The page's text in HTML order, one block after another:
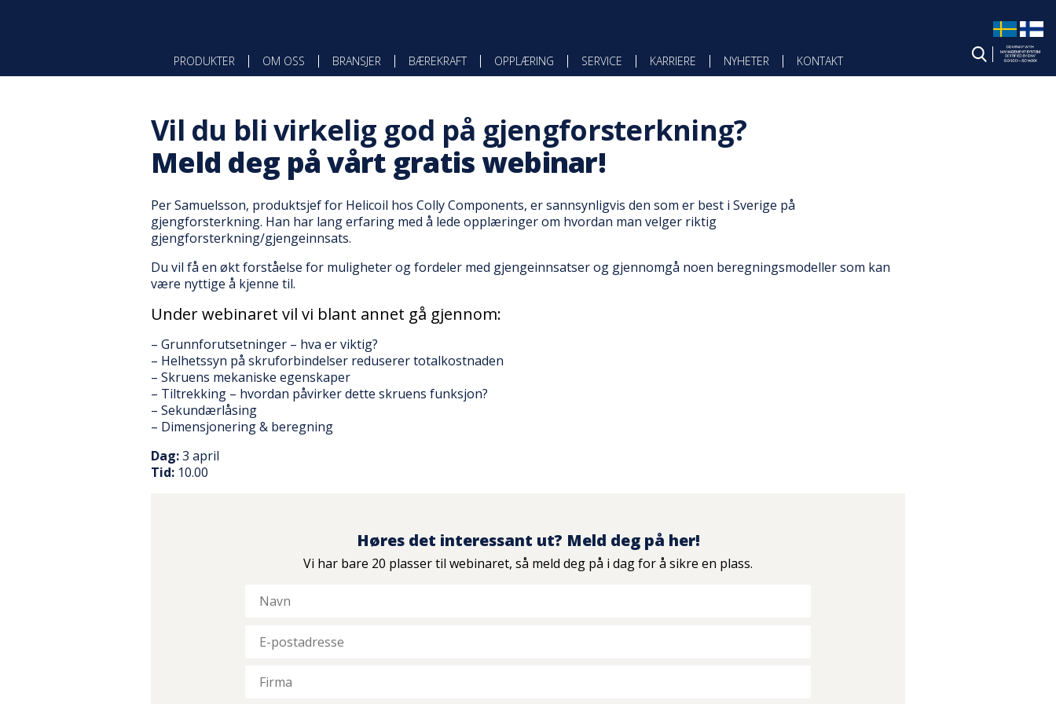
PRODUKTER OM OSS BRANSJER BÆREKRAFT OPPLÆRING SERVICE KARRIERE NYHETER KONTAKT
Vil du bli virkelig god på gjengforsterkning?
Meld deg på vårt gratis webinar!
Per Samuelsson, produktsjef for Helicoil hos Colly Components, er sannsynligvis den som er best i Sverige på
gjengforsterkning. Han har lang erfaring med å lede opplæringer om hvordan man velger riktig
gjengforsterkning/gjengeinnsats.
Du vil få en økt forståelse for muligheter og fordeler med gjengeinnsatser og gjennomgå noen beregningsmodeller som kan
være nyttige å kjenne til.
Under webinaret vil vi blant annet gå gjennom:
– Grunnforutsetninger – hva er viktig?
– Helhetssyn på skruforbindelser reduserer totalkostnaden
– Skruens mekaniske egenskaper
– Tiltrekking – hvordan påvirker dette skruens funksjon?
– Sekundærlåsing
– Dimensjonering & beregning
Dag:3 april
Tid: 10.00
Høres det interessant ut? Meld deg på her!
Vi har bare 20 plasser til webinaret, så meld deg på i dag for å sikre en plass.